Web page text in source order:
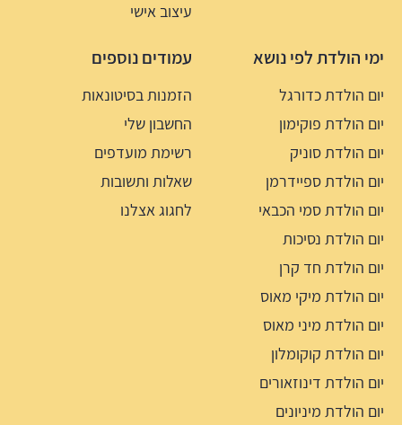
עיצוב אישי
ימי הולדת לפי נושא
יום הולדת כדורגל
יום הולדת פוקימון
יום הולדת סוניק
יום הולדת ספיידרמן
יום הולדת סמי הכבאי
יום הולדת נסיכות
יום הולדת חד קרן
יום הולדת מיקי מאוס
יום הולדת מיני מאוס
יום הולדת קוקומלון
יום הולדת דינוזאורים
יום הולדת מיניונים
עמודים נוספים
הזמנות בסיטונאות
החשבון שלי
רשימת מועדפים
שאלות ותשובות
לחגוג אצלנו